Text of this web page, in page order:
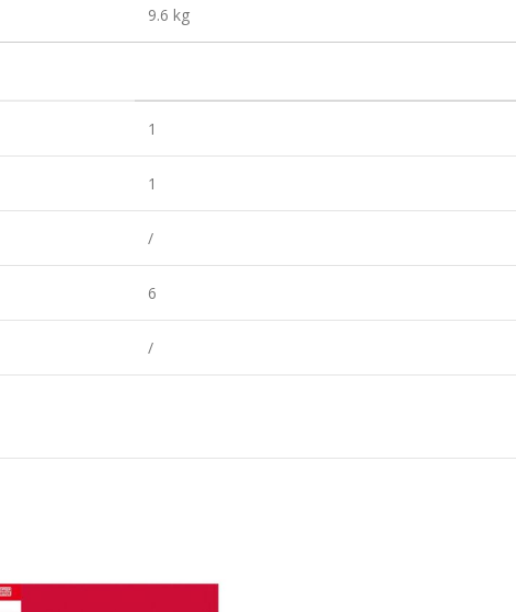
9.6 kg
1
1
/
6
/